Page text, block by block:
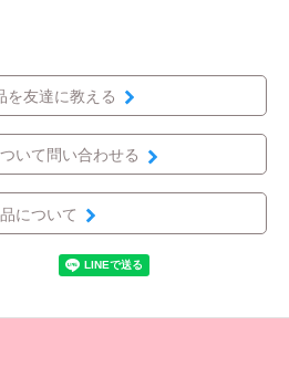
を友達に教える
いて問い合わせる
について